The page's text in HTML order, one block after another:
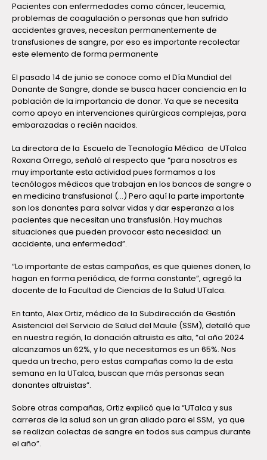
Pacientes con enfermedades como cáncer, leucemia,
problemas de coagulación o personas que han sufrido
accidentes graves, necesitan permanentemente de
transfusiones de sangre, por eso es importante recolectar
este elemento de forma permanente
El pasado 14 de junio se conoce como el Día Mundial del
Donante de Sangre, donde se busca hacer conciencia en la
población de la importancia de donar. Ya que se necesita
como apoyo en intervenciones quirúrgicas complejas, para
embarazadas o recién nacidos.
La directora de la Escuela de Tecnología Médica de UTalca
Roxana Orrego, señaló al respecto que “para nosotros es
muy importante esta actividad pues formamos a los
tecnólogos médicos que trabajan en los bancos de sangre o
en medicina transfusional (…) Pero aquí la parte importante
son los donantes para salvar vidas y dar esperanza a los
pacientes que necesitan una transfusión. Hay muchas
situaciones que pueden provocar esta necesidad: un
accidente, una enfermedad”.
“Lo importante de estas campañas, es que quienes donen, lo
hagan en forma periódica, de forma constante”, agregó la
docente de la Facultad de Ciencias de la Salud UTalca.
En tanto, Alex Ortiz, médico de la Subdirección de Gestión
Asistencial del Servicio de Salud del Maule (SSM), detalló que
en nuestra región, la donación altruista es alta, “al año 2024
alcanzamos un 62%, y lo que necesitamos es un 65%. Nos
queda un trecho, pero estas campañas como la de esta
semana en la UTalca, buscan que más personas sean
donantes altruistas”.
Sobre otras campañas, Ortiz explicó que la “UTalca y sus
carreras de la salud son un gran aliado para el SSM, ya que
se realizan colectas de sangre en todos sus campus durante
el año”.